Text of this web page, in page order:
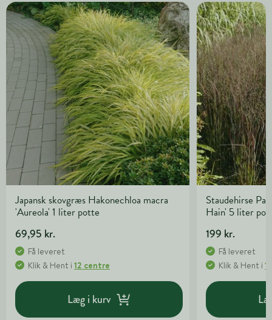
Japansk skovgræs Hakonechloa macra
'Aureola' 1 liter potte
69,95 kr.
Få leveret
Klik & Hent i 12 centre
Læg i kurv
Staudehirse
Hain' 5 liter
199 kr.
Få leveret
Klik & Hent i